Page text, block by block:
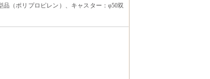
（ポリプロピレン）、キャスター：φ50双